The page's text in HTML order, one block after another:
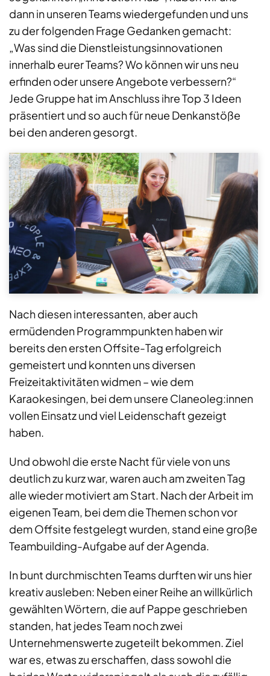
dann in unseren Teams wiedergefunden und uns
zu der folgenden Frage Gedanken gemacht:
„Was sind die Dienstleistungsinnovationen
innerhalb eurer Teams? Wo können wir uns neu
erfinden oder unsere Angebote verbessern?​“
Jede Gruppe hat im Anschluss ihre Top 3 Ideen
präsentiert und so auch für neue Denkanstöße
bei den anderen gesorgt.
Nach diesen interessanten, aber auch
ermüdenden Programmpunkten haben wir
bereits den ersten Offsite-Tag erfolgreich
gemeistert und konnten uns diversen
Freizeitaktivitäten widmen – wie dem
Karaokesingen, bei dem unsere Claneoleg:innen
vollen Einsatz und viel Leidenschaft gezeigt
haben.
Und obwohl die erste Nacht für viele von uns
deutlich zu kurz war, waren auch am zweiten Tag
alle wieder motiviert am Start. Nach der Arbeit im
eigenen Team, bei dem die Themen schon vor
dem Offsite festgelegt wurden, stand eine große
Teambuilding-Aufgabe auf der Agenda.
In bunt durchmischten Teams durften wir uns hier
kreativ ausleben: Neben einer Reihe an willkürlich
gewählten Wörtern, die auf Pappe geschrieben
standen, hat jedes Team noch zwei
Unternehmenswerte zugeteilt bekommen. Ziel
war es, etwas zu erschaffen, dass sowohl die